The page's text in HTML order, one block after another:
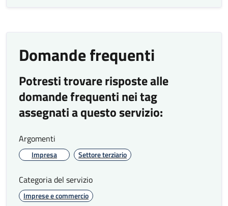
Tempo
risposta via
e-mail
≤ 3 giorni
Standard di nuova
saranno disponibili
nel 2027
Tempestività - Efficienza
Indicatore
garantito
Percentuale di
controlli entro
60 giorni dalla
Domande frequenti
Potresti trovare risposte alle
domande frequenti nei tag
assegnati a questo servizio:
Argomenti
Impresa Settore terziario
Categoria del servizio
Imprese e commercio